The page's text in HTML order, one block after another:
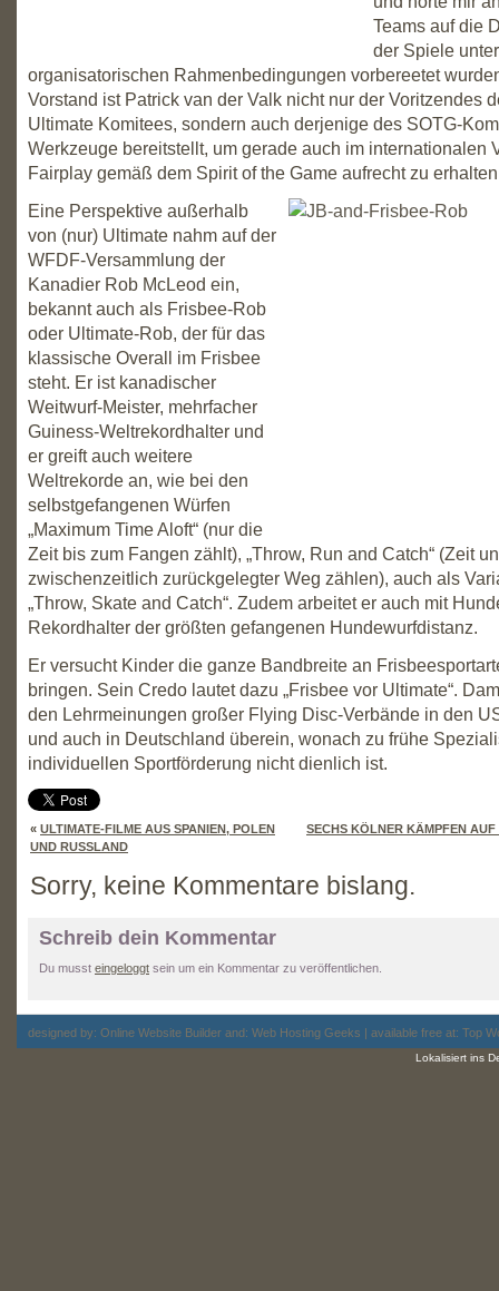
Teams auf die
der Spiele
organisatorischen Rahmenbedingungen vorbereetet
Vorstand ist Patrick van der Valk nicht nur der Voritzendes
Ultimate Komitees, sondern auch derjenige des SOTG-
Werkzeuge bereitstellt, um gerade auch im internationalen
Fairplay gemäß dem Spirit of the Game aufrecht zu
Eine Perspektive außerhalb
von (nur) Ultimate nahm auf der
WFDF-Versammlung der
Kanadier Rob McLeod ein,
bekannt auch als Frisbee-Rob
oder Ultimate-Rob, der für das
klassische Overall im Frisbee
steht. Er ist kanadischer
Weitwurf-Meister, mehrfacher
Guiness-Weltrekordhalter und
er greift auch weitere
Weltrekorde an, wie bei den
selbstgefangenen Würfen
„Maximum Time Aloft“ (nur die
Zeit bis zum Fangen zählt), „Throw, Run and Catch“ (Zeit
zwischenzeitlich zurückgelegter Weg zählen), auch als
„Throw, Skate and Catch“. Zudem arbeitet er auch mit
Rekordhalter der größten gefangenen Hundewurfdistanz.
Er versucht Kinder die ganze Bandbreite an
bringen. Sein Credo lautet dazu „Frisbee vor Ultimate“.
den Lehrmeinungen großer Flying Disc-Verbände in den
und auch in Deutschland überein, wonach zu frühe
individuellen Sportförderung nicht dienlich ist.
« ULTIMATE-FILME AUS SPANIEN, POLEN
UND RUSSLAND
SECHS KÖLNER KÄMPFEN AUF
Sorry, keine Kommentare bislang.
Schreib dein Kommentar
Du musst eingeloggt sein um ein Kommentar zu veröffentlichen.
designed by: Online Website Builder and: Web Hosting Geeks | available free at: Top
Lokalisiert ins